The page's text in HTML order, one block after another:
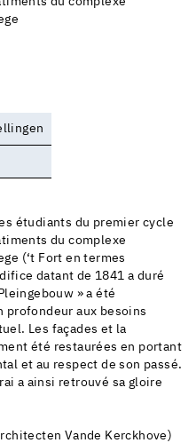
étudiants du premier cycle
du complexe
(‘t Fort en termes
datant de 1841 a duré
» a été
profondeur aux besoins
Les façades et la
été restaurées en portant
et au respect de son passé.
a ainsi retrouvé sa gloire
Vande Kerckhove)